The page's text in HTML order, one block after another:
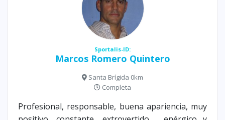
Sportalis-ID:
Marcos Romero Quintero
Santa Brígida 0km
Completa
Profesional, responsable, buena apariencia, muy